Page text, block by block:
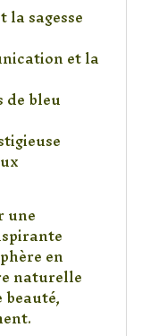
sagesse
et la
bleu
une
en
naturelle